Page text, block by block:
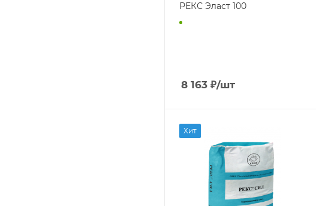
РЕКС Эласт 100
8 163 ₽/шт
Хит